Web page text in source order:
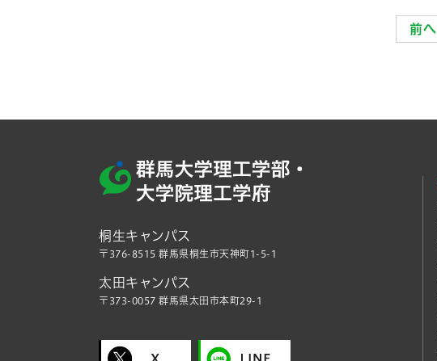
前へ
桐生キャンパス
〒376-8515 群馬県桐生市天神町1-5-1
太田キャンパス
〒373-0057 群馬県太田市本町29-1